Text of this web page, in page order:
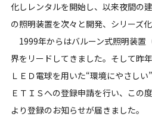
化しレンタルを開始し、以来夜間の
の照明装置を次々と開発、シリーズ
1999年からはバルーン式照明装置
界をリードしてきました。そして昨
ＬＥＤ電球を用いた“環境にやさし
ＥＴＩＳへの登録申請を行い、この
より登録のお知らせが届きました。